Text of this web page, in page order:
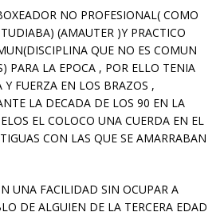
NO PROFESIONAL( COMO
(AMAUTER )Y PRACTICO
QUE NO ES COMUN
PARA LA EPOCA , POR ELLO TENIA
FUERZA EN LOS BRAZOS ,
LA DECADA DE LOS 90 EN LA
EL COLOCO UNA CUERDA EN EL
CON LAS QUE SE AMARRABAN
UNA FACILIDAD SIN OCUPAR A
DE ALGUIEN DE LA TERCERA EDAD